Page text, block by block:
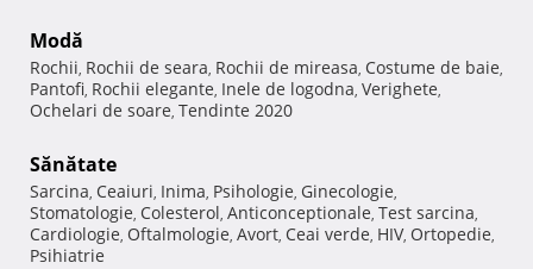
Modă
Rochii, Rochii de seara, Rochii de mireasa, Costume de baie,
Pantofi, Rochii elegante, Inele de logodna, Verighete,
Ochelari de soare, Tendinte 2020
Sănătate
Sarcina, Ceaiuri, Inima, Psihologie, Ginecologie,
Stomatologie, Colesterol, Anticonceptionale, Test sarcina,
Cardiologie, Oftalmologie, Avort, Ceai verde, HIV, Ortopedie,
Psihiatrie